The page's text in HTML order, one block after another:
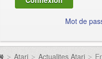
Mot de
> Atari > Actualites Atari >